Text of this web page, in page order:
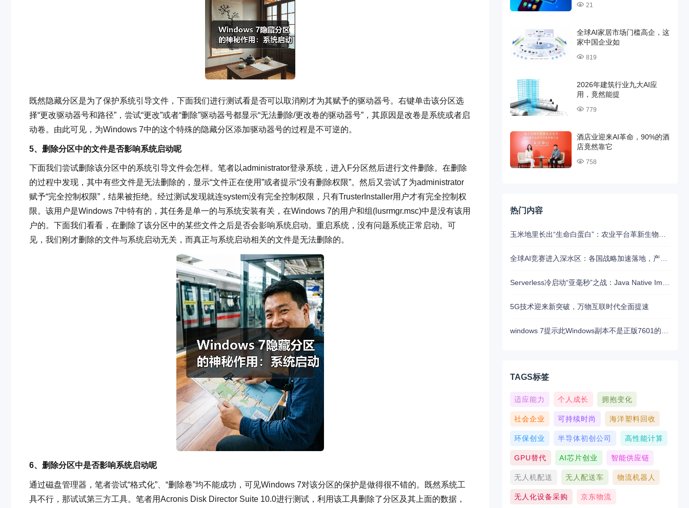
既然隐藏分区是为了保护系统引导文件，下面我们进行测试看是否可以取消刚才为其赋予的驱动器号。右键单击该分区选
择“更改驱动器号和路径”，尝试“更改”或者“删除”驱动器号都显示“无法删除/更改卷的驱动器号”，其原因是改卷是系统或者启
动卷。由此可见，为Windows 7中的这个特殊的隐藏分区添加驱动器号的过程是不可逆的。
5、删除分区中的文件是否影响系统启动呢
下面我们尝试删除该分区中的系统引导文件会怎样。笔者以administrator登录系统，进入F分区然后进行文件删除。在删除
的过程中发现，其中有些文件是无法删除的，显示“文件正在使用”或者提示“没有删除权限”。然后又尝试了为administrator
赋予“完全控制权限”，结果被拒绝。经过测试发现就连system没有完全控制权限，只有TrusterInstaller用户才有完全控制权
限。该用户是Windows 7中特有的，其任务是单一的与系统安装有关，在Windows 7的用户和组(lusrmgr.msc)中是没有该用
户的。下面我们看看，在删除了该分区中的某些文件之后是否会影响系统启动。重启系统，没有问题系统正常启动。可
见，我们刚才删除的文件与系统启动无关，而真正与系统启动相关的文件是无法删除的。
6、删除分区中是否影响系统启动呢
通过磁盘管理器，笔者尝试“格式化”、“删除卷”均不能成功，可见Windows 7对该分区的保护是做得很不错的。既然系统工
具不行，那试试第三方工具。笔者用Acronis Disk Director Suite 10.0进行测试，利用该工具删除了分区及其上面的数据，
21
全球AI家居市场门槛高企，这
家中国企业如
819
2026年建筑行业九大AI应
用，竟然能提
779
酒店业迎来AI革命，90%的酒
店竟然靠它
758
热门内容
全球AI竞赛进入深水区：各国战略加速落地，产业融合与算力争夺白热化
5G技术迎来新突破，万物互联时代全面提速
TAGS标签
适应能力 个人成长 拥抱变化
社会企业 可持续时尚 海洋塑料回收
环保创业 半导体初创公司 高性能计算
GPU替代 AI芯片创业 智能供应链
无人机配送 无人配送车 物流机器人
无人化设备采购 京东物流